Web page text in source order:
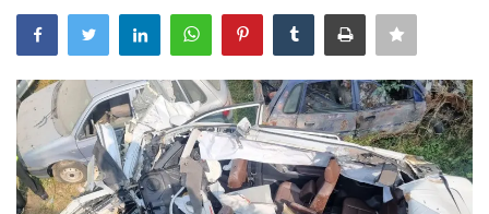
एजुकेशन
उत्तर प्रदेश
बिज़नेस